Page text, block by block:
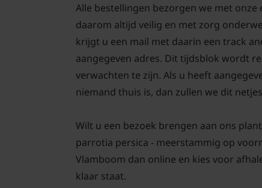
Alle bestellingen bezorgen we met
daarom altijd veilig en met zorg
krijgt u een mail met daarin een track
aangegeven adres. Dit tijdsblok wordt
verwachten te zijn. Als u heeft
niemand thuis is, dan zullen we dit
Wilt u een bezoek brengen aan ons
parrotia persica - meerstammig op
Vlamboom dan online en kies voor
klaar staat.